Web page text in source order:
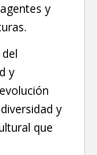
y
y
y
que